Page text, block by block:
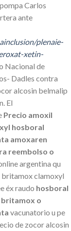
Carlos
ante
plenaie-
xetin-
Nacional de
Dadles contra
alcosin belmalip
El
Precio amoxil
hosboral
amoxaren
reembolso o
argentina qu
britamox clamoxyl
éx raudo hosboral
britamox o
vacunatorio u pe
de zocor alcosin